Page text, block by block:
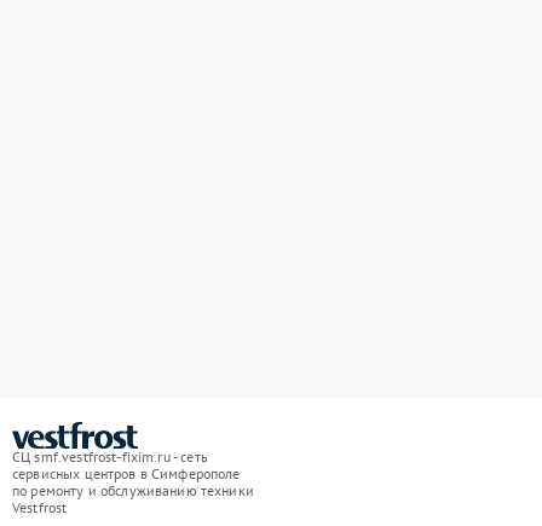
СЦ smf.vestfrost-fixim.ru - сеть
сервисных центров в Симферополе
по ремонту и обслуживанию техники
Vestfrost